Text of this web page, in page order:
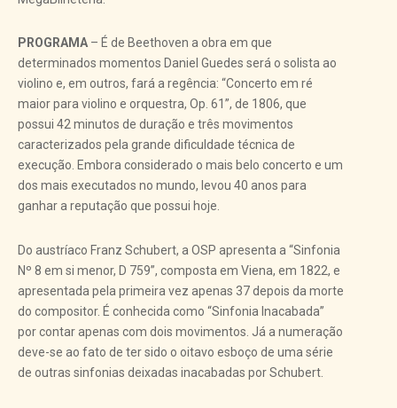
PROGRAMA – É de Beethoven a obra em que
determinados momentos Daniel Guedes será o solista ao
violino e, em outros, fará a regência: “Concerto em ré
maior para violino e orquestra, Op. 61”, de 1806, que
possui 42 minutos de duração e três movimentos
caracterizados pela grande dificuldade técnica de
execução. Embora considerado o mais belo concerto e um
dos mais executados no mundo, levou 40 anos para
ganhar a reputação que possui hoje.
Do austríaco Franz Schubert, a OSP apresenta a “Sinfonia
Nº 8 em si menor, D 759”, composta em Viena, em 1822, e
apresentada pela primeira vez apenas 37 depois da morte
do compositor. É conhecida como “Sinfonia Inacabada”
por contar apenas com dois movimentos. Já a numeração
deve-se ao fato de ter sido o oitavo esboço de uma série
de outras sinfonias deixadas inacabadas por Schubert.